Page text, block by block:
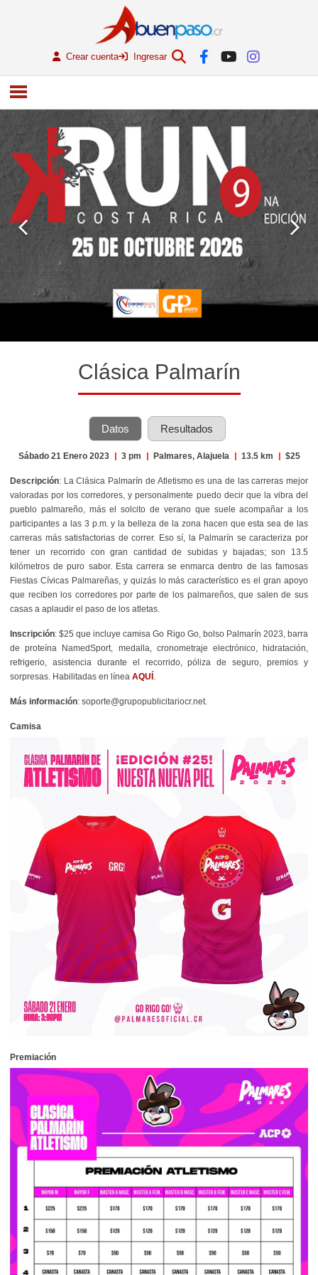
Crear cuenta Ingresar
Clásica Palmarín
Datos Resultados
Sábado 21 Enero 2023 | 3 pm | Palmares, Alajuela | 13.5 km | $25
Descripción: La Clásica Palmarín de Atletismo es una de las carreras mejor
valoradas por los corredores, y personalmente puedo decir que la vibra del
pueblo palmareño, más el solcito de verano que suele acompañar a los
participantes a las 3 p.m. y la belleza de la zona hacen que esta sea de las
carreras más satisfactorias de correr. Eso sí, la Palmarín se caracteriza por
tener un recorrido con gran cantidad de subidas y bajadas; son 13.5
kilómetros de puro sabor. Esta carrera se enmarca dentro de las famosas
Fiestas Cívicas Palmareñas, y quizás lo más característico es el gran apoyo
que reciben los corredores por parte de los palmareños, que salen de sus
casas a aplaudir el paso de los atletas.
Inscripción: $25 que incluye camisa Go Rigo Go, bolso Palmarín 2023, barra
de proteína NamedSport, medalla, cronometraje electrónico, hidratación,
refrigerio, asistencia durante el recorrido, póliza de seguro, premios y
sorpresas. Habilitadas en línea AQUÍ
Más información: soporte@grupopublicitariocr.net.
Camisa
Premiación